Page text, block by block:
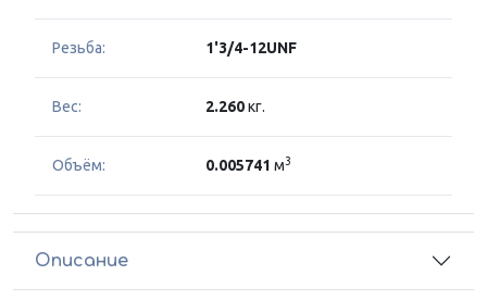
Резьба: 1'3/4-12UNF
Вес: 2.260кг.
Объём: 0.005741 м3
Описание